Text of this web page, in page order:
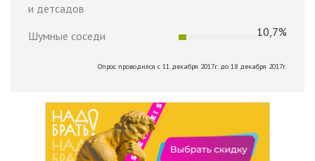
и детсадов
Шумные соседи 10,7%
Опрос проводился с 11 декабря 2017г. до 18 декабря 2017г.